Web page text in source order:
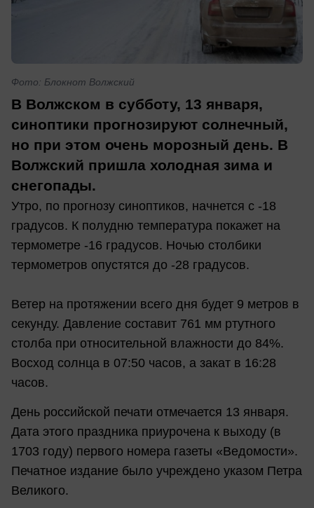
Фото: Блокнот Волжский
В Волжском в субботу, 13 января,
синоптики прогнозируют солнечный,
но при этом очень морозный день. В
Волжский пришла холодная зима и
снегопады.
Утро, по прогнозу синоптиков, начнется с -18
градусов. К полудню температура покажет на
термометре -16 градусов. Ночью столбики
термометров опустятся до -28 градусов.
Ветер на протяжении всего дня будет 9 метров в
секунду. Давление составит 761 мм ртутного
столба при относительной влажности до 84%.
Восход солнца в 07:50 часов, а закат в 16:28
часов.
День российской печати отмечается 13 января.
Дата этого праздника приурочена к выходу (в
1703 году) первого номера газеты «Ведомости».
Печатное издание было учреждено указом Петра
Великого.